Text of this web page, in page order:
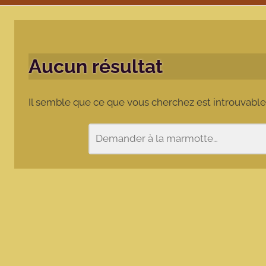
Aucun résultat
Il semble que ce que vous cherchez est